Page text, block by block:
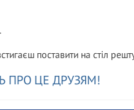
поставити на стіл
ПРО ЦЕ ДРУЗЯМ!